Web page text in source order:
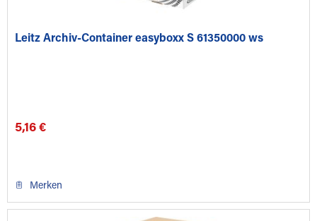
Leitz Archiv-Container easyboxx S 61350000 ws
5,16 €
Merken